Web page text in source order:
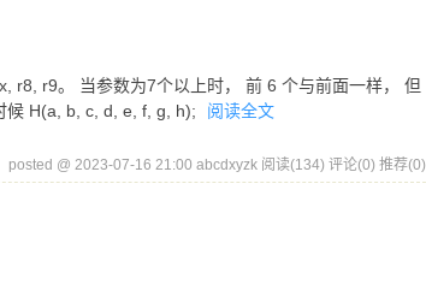
r8, r9。 当参数为7个以上时， 前 6 个与前面一样， 但
候 H(a, b, c, d, e, f, g, h);
阅读全文
posted @ 2023-07-16 21:00 abcdxyzk 阅读(134) 评论(0) 推荐(0)